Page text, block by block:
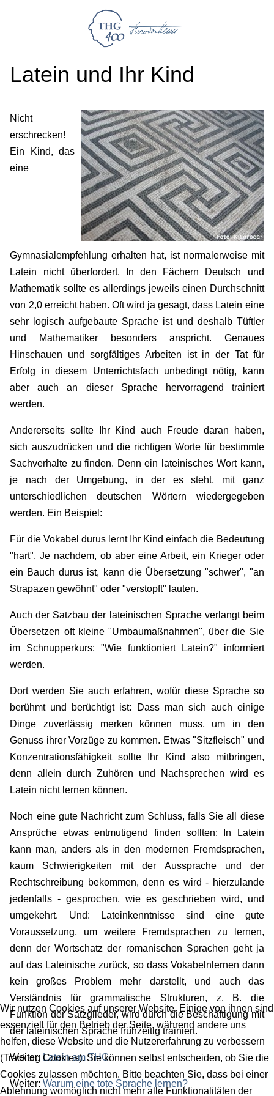
Mobile Menu Toggle
Latein und Ihr Kind
Nicht
erschrecken!
Ein Kind, das
eine
Gymnasialempfehlung erhalten hat, ist normalerweise mit
Latein nicht überfordert. In den Fächern Deutsch und
Mathematik sollte es allerdings jeweils einen Durchschnitt
von 2,0 erreicht haben. Oft wird ja gesagt, dass Latein eine
sehr logisch aufgebaute Sprache ist und deshalb Tüftler
und Mathematiker besonders anspricht. Genaues
Hinschauen und sorgfältiges Arbeiten ist in der Tat für
Erfolg in diesem Unterrichtsfach unbedingt nötig, kann
aber auch an dieser Sprache hervorragend trainiert
werden.
Andererseits sollte Ihr Kind auch Freude daran haben,
sich auszudrücken und die richtigen Worte für bestimmte
Sachverhalte zu finden. Denn ein lateinisches Wort kann,
je nach der Umgebung, in der es steht, mit ganz
unterschiedlichen deutschen Wörtern wiedergegeben
werden. Ein Beispiel:
Für die Vokabel durus lernt Ihr Kind einfach die Bedeutung
"hart". Je nachdem, ob aber eine Arbeit, ein Krieger oder
ein Bauch durus ist, kann die Übersetzung "schwer", "an
Strapazen gewöhnt" oder "verstopft" lauten.
Auch der Satzbau der lateinischen Sprache verlangt beim
Übersetzen oft kleine "Umbaumaßnahmen", über die Sie
im Schnupperkurs: "Wie funktioniert Latein?" informiert
werden.
Dort werden Sie auch erfahren, wofür diese Sprache so
berühmt und berüchtigt ist: Dass man sich auch einige
Dinge zuverlässig merken können muss, um in den
Genuss ihrer Vorzüge zu kommen. Etwas "Sitzfleisch" und
Konzentrationsfähigkeit sollte Ihr Kind also mitbringen,
denn allein durch Zuhören und Nachsprechen wird es
Latein nicht lernen können.
Noch eine gute Nachricht zum Schluss, falls Sie all diese
Ansprüche etwas entmutigend finden sollten: In Latein
kann man, anders als in den modernen Fremdsprachen,
kaum Schwierigkeiten mit der Aussprache und der
Rechtschreibung bekommen, denn es wird - hierzulande
jedenfalls - gesprochen, wie es geschrieben wird, und
umgekehrt. Und: Lateinkenntnisse sind eine gute
Voraussetzung, um weitere Fremdsprachen zu lernen,
denn der Wortschatz der romanischen Sprachen geht ja
auf das Lateinische zurück, so dass Vokabelnlernen dann
kein großes Problem mehr darstellt, und auch das
Verständnis für grammatische Strukturen, z. B. die
Funktion der Satzglieder, wird durch die Beschäftigung mit
der lateinischen Sprache frühzeitig trainiert.
Weiter:Latein am THG
Weiter:Warum eine tote Sprache lernen?
Wir nutzen Cookies auf unserer Website. Einige von ihnen sind
essenziell für den Betrieb der Seite, während andere uns
helfen, diese Website und die Nutzererfahrung zu verbessern
(Tracking Cookies). Sie können selbst entscheiden, ob Sie die
Cookies zulassen möchten. Bitte beachten Sie, dass bei einer
Ablehnung womöglich nicht mehr alle Funktionalitäten der